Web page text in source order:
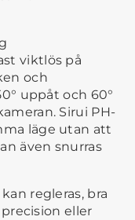
viktlös på
och
uppåt och 60°
Sirui PH-
läge utan att
även snurras
regleras, bra
eller